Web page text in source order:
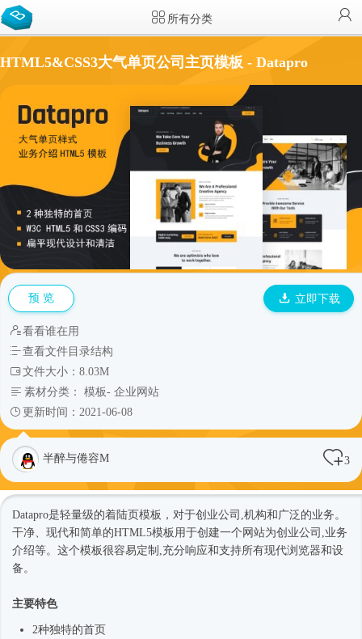
所有分类
HTML5&CSS3大气单页公司主页模板 - Datapro
预 览 立即下载
看看谁在用
查看文件目录结构
文件大小：8.03M
素材分类： 模板- 企业网站
更新时间：2021-06-08
半醉与倦容M 3
Datapro是轻量级的着陆页模板，对于创业公司,机构和广泛的业务。
干净、现代和简单的HTML5模板 用于创建一个网站为创业公司,业务
介绍等。这个模板很容易定制,充分响应和支持所有现代浏览器和设
备。
主要特色
2种独特的首页